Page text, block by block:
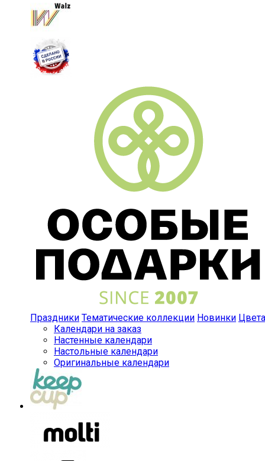
Праздники Тематические коллекции Новинки Цвета
Календари на заказ
Настенные календари
Настольные календари
Оригинальные календари